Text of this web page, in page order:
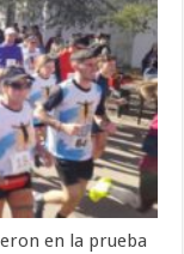
en la prueba